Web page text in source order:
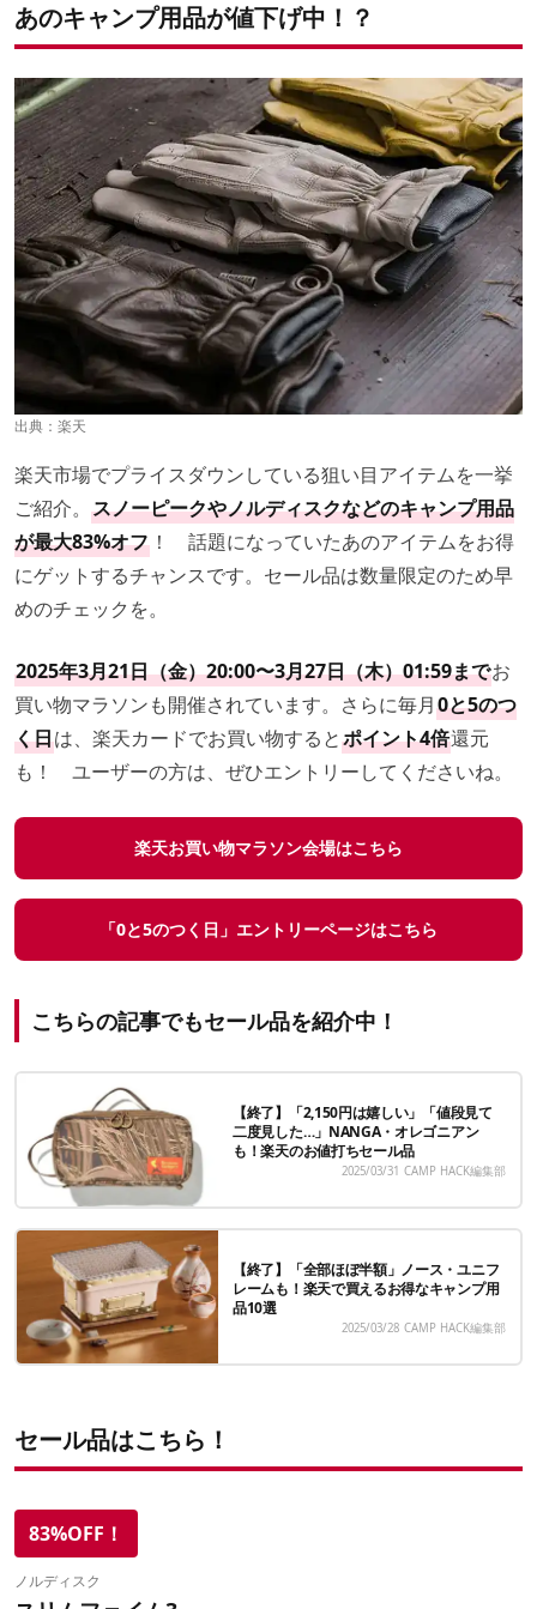
あのキャンプ用品が値下げ中！？
出典： 楽天
楽天市場でプライスダウンしている狙い目アイテムを一挙
ご紹介。 スノーピークやノルディスクなどのキャンプ用品
が最大83%オフ ！ 話題になっていたあのアイテムをお得
にゲットするチャンスです。セール品は数量限定のため早
めのチェックを。
2025年3月21日（金）20:00〜3月27日（木）01:59までお
買い物マラソンも開催されています。さらに毎月0と5のつ
く日は、楽天カードでお買い物するとポイント4倍還元
も！ ユーザーの方は、ぜひエントリーしてくださいね。
楽天お買い物マラソン会場はこちら
「0と5のつく日」エントリーページはこちら
こちらの記事でもセール品を紹介中！
【終了】「2,150円は嬉しい」「値段見て
二度見した…」NANGA・オレゴニアン
も！楽天のお値打ちセール品
2025/03/31 CAMP HACK編集部
【終了】「全部ほぼ半額」ノース・ユニフ
レームも！楽天で買えるお得なキャンプ用
品10選
2025/03/28 CAMP HACK編集部
セール品はこちら！
83%OFF！
ノルディスク